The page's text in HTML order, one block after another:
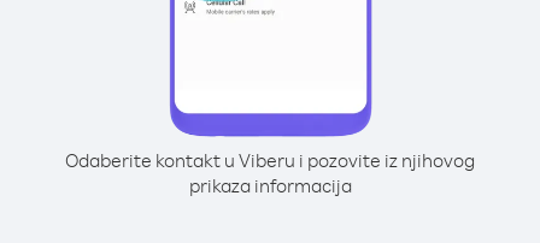
Odaberite kontakt u Viberu i pozovite iz njihovog
prikaza informacija